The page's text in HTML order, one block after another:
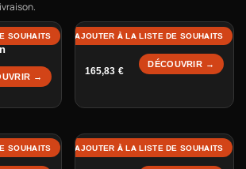
→
SOUHAITS Deck Stoke
165,83€
DÉCOUVRIR →
AJOUTER À LA LISTE DE SOUHAITS
SOUHAITS Deck Diablo Bamboo
AJOUTER À LA LISTE DE SOUHAITS